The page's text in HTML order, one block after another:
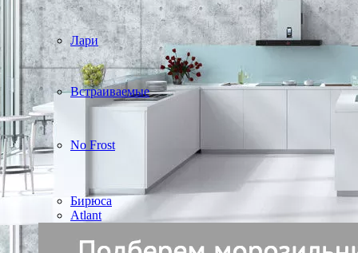
Лари
Встраиваемые
No Frost
Бирюса
Atlant